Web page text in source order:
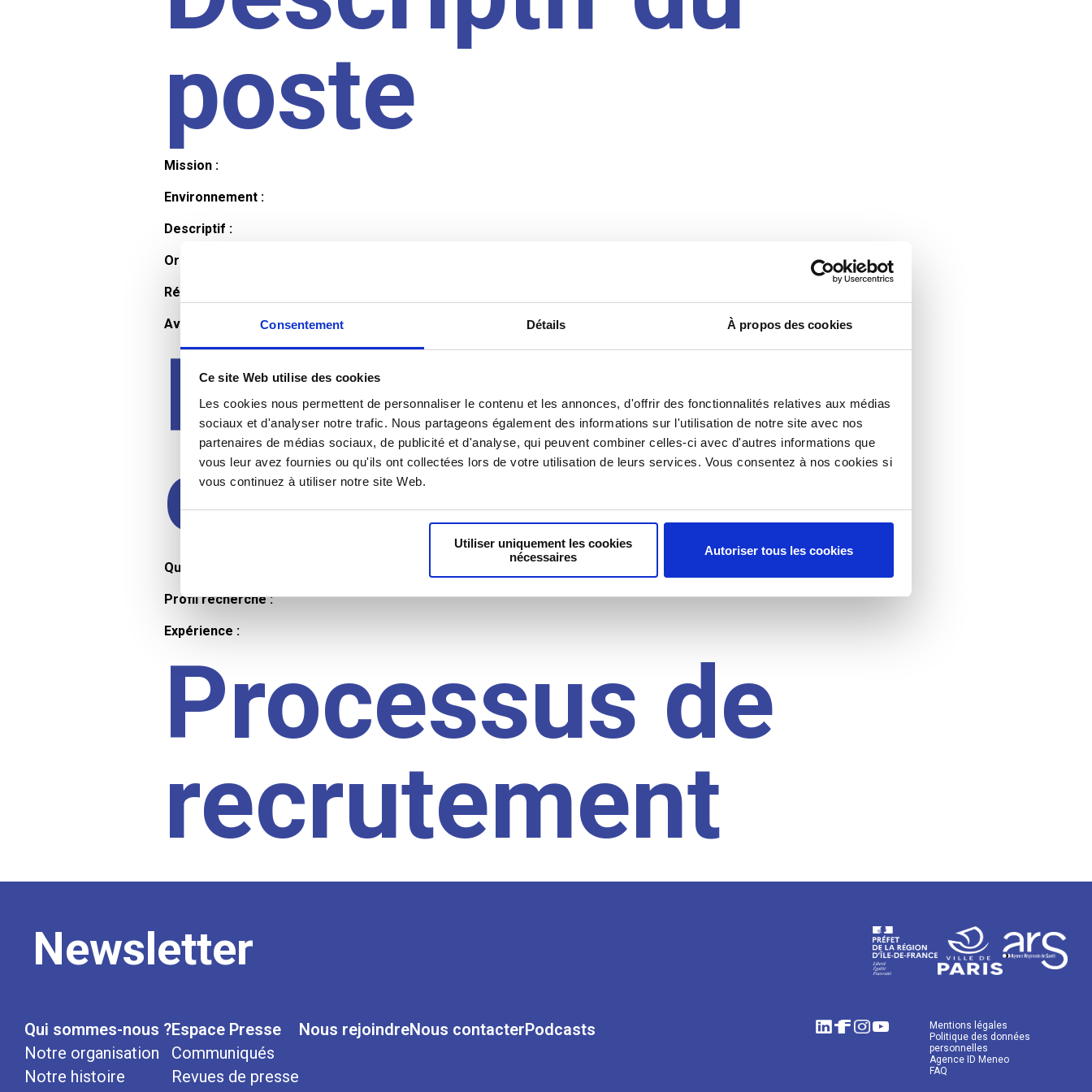
Consentement Détails À propos des cookies
Ce site Web utilise des cookies
Les cookies nous permettent de personnaliser le contenu et les annonces, d'offrir des fonctionnalités relatives aux médias
sociaux et d'analyser notre trafic. Nous partageons également des informations sur l'utilisation de notre site avec nos
partenaires de médias sociaux, de publicité et d'analyse, qui peuvent combiner celles-ci avec d'autres informations que
vous leur avez fournies ou qu'ils ont collectées lors de votre utilisation de leurs services. Vous consentez à nos cookies si
vous continuez à utiliser notre site Web.
Utiliser uniquement les cookies
nécessaires
Autoriser tous les cookies
poste
Mission :
Environnement :
Descriptif :
Organisation et horaires :
Rémunération :
Avantages :
Profil du
candidat
Qualifications et diplômes :
Profil recherché :
Expérience :
Processus de
recrutement
Newsletter
Qui sommes-nous ?
Notre organisation
Notre histoire
Espace Presse
Communiqués
Revues de presse
Nous rejoindreNous contacterPodcasts
Mentions légales
Politique des données
personnelles
Agence ID Meneo
FAQ